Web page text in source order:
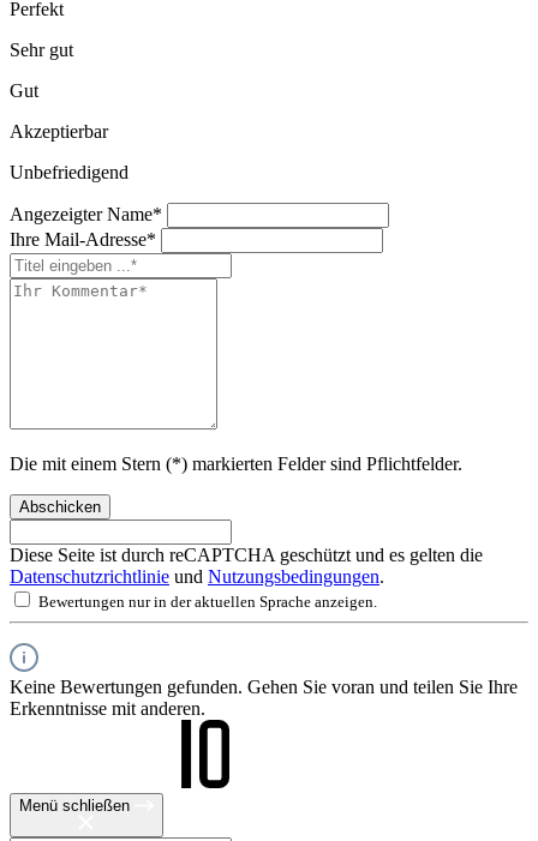
Perfekt
Sehr gut
Gut
Akzeptierbar
Unbefriedigend
Angezeigter Name*
Ihre Mail-Adresse*
Die mit einem Stern (*) markierten Felder sind Pflichtfelder.
Abschicken
Diese Seite ist durch reCAPTCHA geschützt und es gelten die
Datenschutzrichtlinie und Nutzungsbedingungen.
Bewertungen nur in der aktuellen Sprache anzeigen.
Keine Bewertungen gefunden. Gehen Sie voran und teilen Sie Ihre
Erkenntnisse mit anderen.
Menü schließen